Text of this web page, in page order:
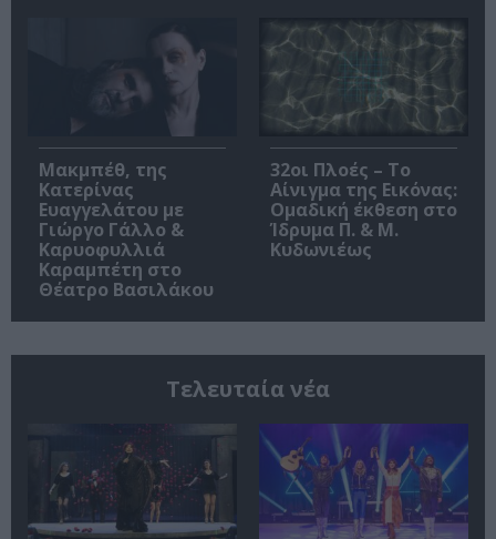
Μακμπέθ, της
Κατερίνας
Ευαγγελάτου με
Γιώργο Γάλλο &
Καρυοφυλλιά
Καραμπέτη στο
Θέατρο Βασιλάκου
32οι Πλοές – Το
Αίνιγμα της Εικόνας:
Ομαδική έκθεση στο
Ίδρυμα Π. & Μ.
Κυδωνιέως
Τελευταία νέα